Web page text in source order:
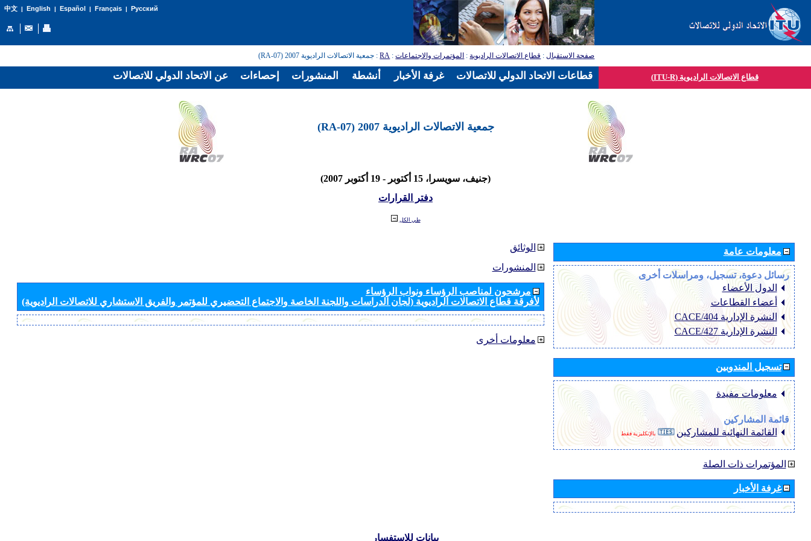
中文| English | Español | Français| Русский
صفحة الاستقبال: قطاع الاتصالات الراديوية: المؤتمرات والاجتماعات:
RA: جمعية الاتصالات الراديوية 2007 (RA-07)
قطاع الاتصالات الراديوية (ITU-R)
جمعية الاتصالات الراديوية 2007 (RA-07)
(جنيف، سويسرا، 15 أكتوبر - 19 أكتوبر 2007)
دفتر القرارات
طي الكل
الوثائق
المنشورات
مرشحون لمناصب الرؤساء ونواب الرؤساء
لأفرقة قطاع الاتصالات الراديوية (لجان الدراسات واللجنة الخاصة والاجتماع التحضيري للمؤتمر والفريق الاستشاري للاتصالات الراديوية)
معلومات أخرى
معلومات عامة
رسائل دعوة، تسجيل، ومراسلات أخرى
الدول الأعضاء
أعضاء القطاعات
النشرة الإدارية CACE/404
النشرة الإدارية CACE/427
تسجيل المندوبين
معلومات مفيدة
قائمة المشاركين
القائمة النهائية للمشاركين
بالإنكليزية فقط
المؤتمرات ذات الصلة
غرفة الأخبار
بيانات للاستفسار
عن الاتحاد الدولي للاتصالات إحصاءات المنشورات أنشطة غرفة الأخبار قطاعات الاتحاد الدولي للاتصالات